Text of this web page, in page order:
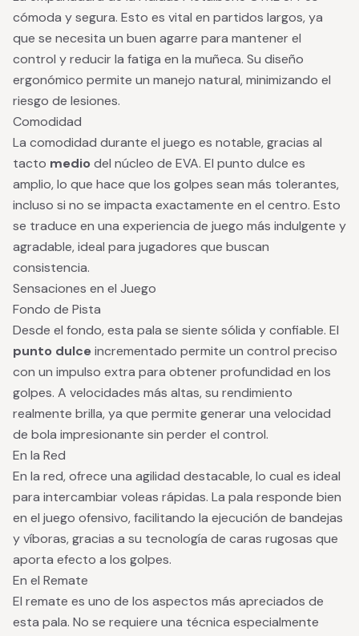
cómoda y segura. Esto es vital en partidos largos, ya
que se necesita un buen agarre para mantener el
control y reducir la fatiga en la muñeca. Su diseño
ergonómico permite un manejo natural, minimizando el
riesgo de lesiones.
Comodidad
La comodidad durante el juego es notable, gracias al
tacto medio del núcleo de EVA. El punto dulce es
amplio, lo que hace que los golpes sean más tolerantes,
incluso si no se impacta exactamente en el centro. Esto
se traduce en una experiencia de juego más indulgente y
agradable, ideal para jugadores que buscan
consistencia.
Sensaciones en el Juego
Fondo de Pista
Desde el fondo, esta pala se siente sólida y confiable. El
punto dulceincrementado permite un control preciso
con un impulso extra para obtener profundidad en los
golpes. A velocidades más altas, su rendimiento
realmente brilla, ya que permite generar una velocidad
de bola impresionante sin perder el control.
En la Red
En la red, ofrece una agilidad destacable, lo cual es ideal
para intercambiar voleas rápidas. La pala responde bien
en el juego ofensivo, facilitando la ejecución de bandejas
y víboras, gracias a su tecnología de caras rugosas que
aporta efecto a los golpes.
En el Remate
El remate es uno de los aspectos más apreciados de
esta pala. No se requiere una técnica especialmente